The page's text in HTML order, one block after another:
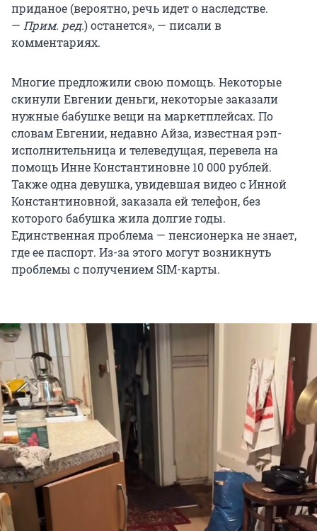
приданое (вероятно, речь идет о наследстве.
— Прим. ред.) останется», — писали в
комментариях.
Многие предложили свою помощь. Некоторые
скинули Евгении деньги, некоторые заказали
нужные бабушке вещи на маркетплейсах. По
словам Евгении, недавно Айза, известная рэп-
исполнительница и телеведущая, перевела на
помощь Инне Константиновне 10 000рублей.
Также одна девушка, увидевшая видео с Инной
Константиновной, заказала ей телефон, без
которого бабушка жила долгие годы.
Единственная проблема — пенсионерка не знает,
где ее паспорт. Из-за этого могут возникнуть
проблемы с получением SIM-карты.